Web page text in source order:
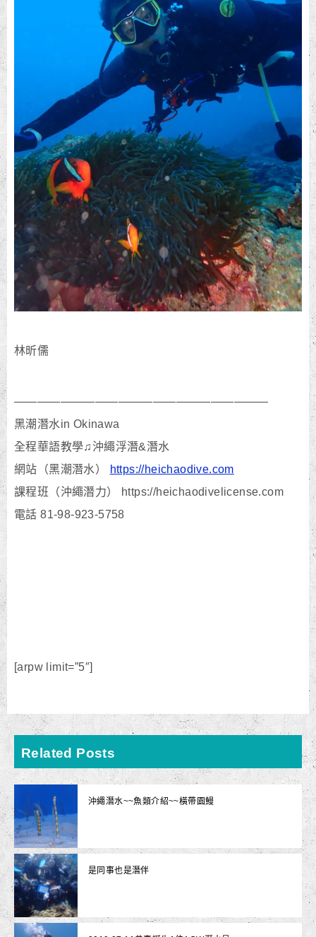
林昕儒
——————————————————————
黑潮潛水in Okinawa
全程華語教學♫沖繩浮潛&潛水
網站（黑潮潛水）
https://heichaodive.com
課程班（沖繩潛力） https://heichaodivelicense.com
電話 81-98-923-5758
[arpw limit=”5″]
Related Posts
沖繩潛水~~魚類介紹~~橫帶園鰻
是同事也是潛伴